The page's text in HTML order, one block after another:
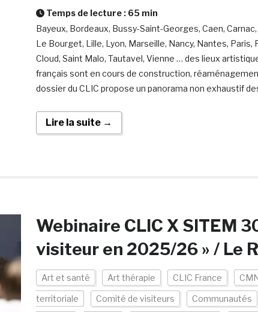
Temps de lecture : 65 min
Bayeux, Bordeaux, Bussy-Saint-Georges, Caen,
Le Bourget, Lille, Lyon, Marseille, Nancy, Nantes, Paris,
Cloud, Saint Malo, Tautavel, Vienne … des lieux
français sont en cours de construction,
dossier du CLIC propose un panorama non exhaustif
Lire la suite →
Webinaire CLIC X SITEM
visiteur en 2025/26 » / Le
Art et santé Art thérapie CLIC France
territoriale Comité de visiteurs Communautés